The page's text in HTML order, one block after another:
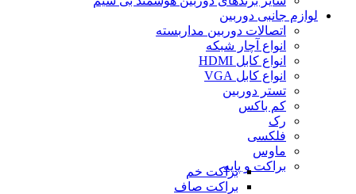
لوازم جانبی دوربین
اتصالات دوربین مداربسته
انواع آچار شبکه
انواع کابل HDMI
انواع کابل VGA
تستر دوربین
کم باکس
رک
فلکسی
ماوس
براکت و پایهبراکت خم
براکت صاف